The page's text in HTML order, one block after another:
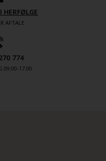
HERFØLGE
AFTALE
774
09:00-17.00